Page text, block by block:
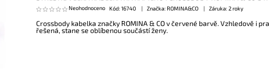
Neohodnoceno Kód: 16740 Značka: ROMINA&CO Záruka: 2 roky
Crossbody kabelka značky ROMINA & CO v červené barvě. Vzhledově i
řešená, stane se oblíbenou součástí ženy.